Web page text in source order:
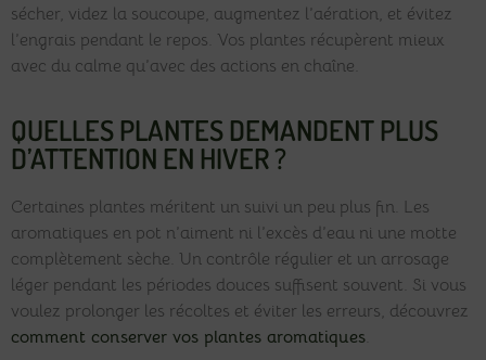
sécher, videz la soucoupe, augmentez l’aération, et évitez
l’engrais pendant le repos. Vos plantes récupèrent mieux
avec du calme qu’avec des actions en chaîne.
QUELLES PLANTES DEMANDENT PLUS
D’ATTENTION EN HIVER ?
Certaines plantes méritent un suivi un peu plus fin. Les
aromatiques en pot n’aiment ni l’excès d’eau ni une motte
complètement sèche. Un contrôle régulier et un arrosage
léger pendant les périodes douces suffisent souvent. Si vous
voulez prolonger les récoltes et éviter les erreurs, découvrez
comment conserver vos plantes aromatiques